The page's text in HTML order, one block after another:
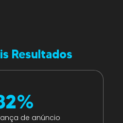
Resultados
%
de anúncio